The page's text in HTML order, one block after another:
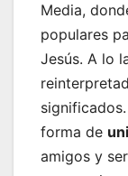
Media,
populares
Jesús. A lo
forma de
amigos y